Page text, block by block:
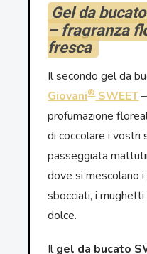
Gel da
– fragranza
fresca
Il secondo gel da
Giovani®SWEET
profumazione
di coccolare i vostri
passeggiata
dove si mescolano
sbocciati, i
dolce.
Ilgel da bucato